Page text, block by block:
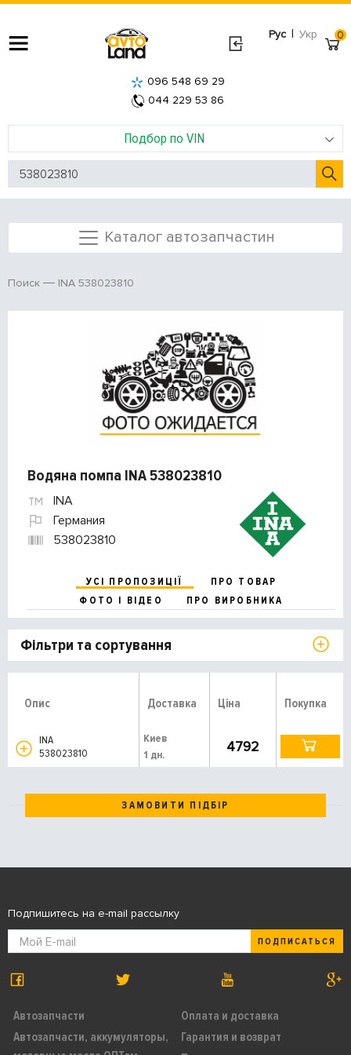
Рус | Укр
Подбор по VIN
096 548 69 29
044 229 53 86
0
Каталог автозапчастин
Поиск INA 538023810
Водяна помпа INA 538023810
INA
Германия
538023810
УСІ ПРОПОЗИЦІЇ
ПРО ТОВАР
ФОТО І ВІДЕО
ПРО ВИРОБНИКА
Фільтри та сортування
Опис Доставка Ціна Покупка
INA
538023810
Киев
1 дн.
4792
ЗАМОВИТИ ПІДБІР
Автозапчасти
Автозапчасти, аккумуляторы,
Оплата и доставка
Гарантия и возврат
Подпишитесь на e-mail рассылку
ПОДПИСАТЬСЯ